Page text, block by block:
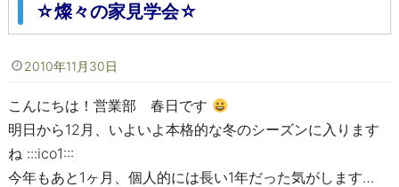
☆燦々の家見学会☆
2010年11月30日
こんにちは！営業部 春日です
明日から12月、いよいよ本格的な冬のシーズンに入ります
ね :::ico1:::
今年もあと1ヶ月、個人的には長い1年だった気がします…